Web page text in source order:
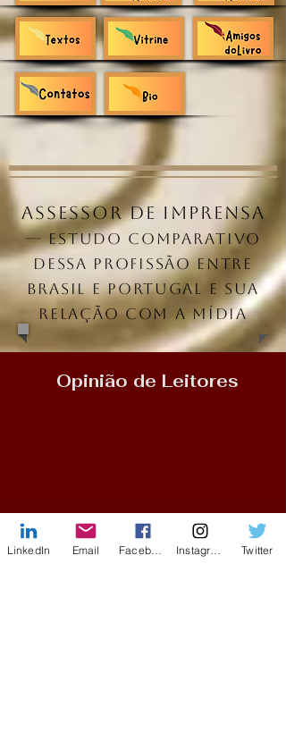
Assessor de Imprensa
— Estudo Comparativo
dessa profissão entre
Brasil e Portugal e sua
relação com a mídia
Opinião de Leitores
LinkedIn Email Twitter